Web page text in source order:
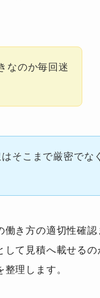
なのか毎回迷
そこまで厳密でな
き方の適切性確
て見積へ載せる
理します。